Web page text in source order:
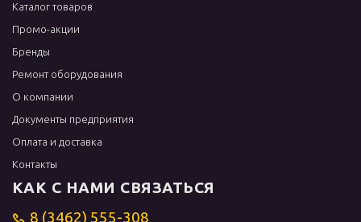
Каталог товаров
Промо-акции
Бренды
Ремонт оборудования
О компании
Документы предприятия
Оплата и доставка
Контакты
КАК С НАМИ СВЯЗАТЬСЯ
8 (3462) 555-308